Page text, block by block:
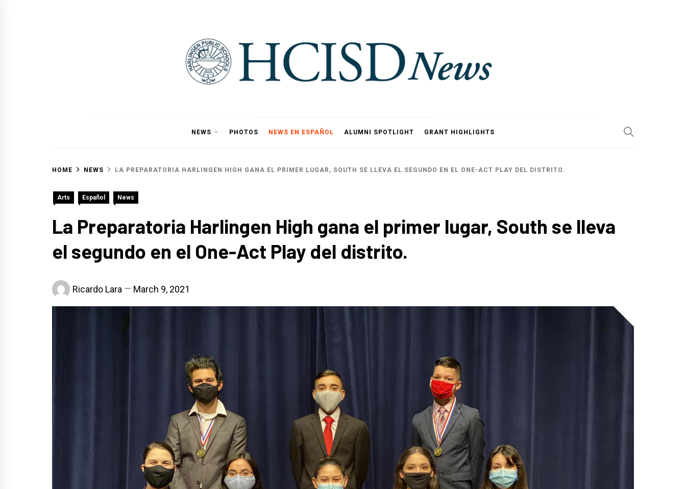
NEWS PHOTOS NEWS EN ESPAÑOL ALUMNI SPOTLIGHT GRANT HIGHLIGHTS
HOME NEWS LA PREPARATORIA HARLINGEN HIGH GANA EL PRIMER LUGAR, SOUTH SE LLEVA EL SEGUNDO EN EL ONE-ACT PLAY DEL DISTRITO.
Arts Español News
La Preparatoria Harlingen High gana el primer lugar, South se lleva
el segundo en el One-Act Play del distrito.
Ricardo Lara March 9, 2021